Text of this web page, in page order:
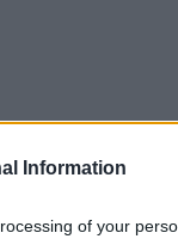
Information
of your